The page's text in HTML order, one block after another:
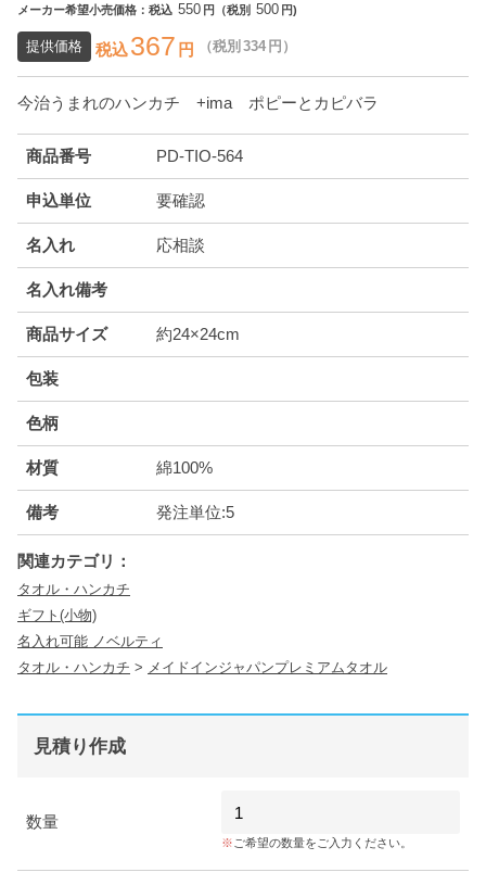
メーカー希望小売価格：税込 550 円（税別 500 円)
提供価格 税込367 円 （税別 334 円）
今治うまれのハンカチ +ima ポピーとカピバラ
商品番号 PD-TIO-564
申込単位 要確認
名入れ 応相談
名入れ備考
商品サイズ 約24×24cm
包装
色柄
材質 綿100%
備考 発注単位:5
関連カテゴリ：
タオル・ハンカチ
ギフト(小物)
名入れ可能 ノベルティ
タオル・ハンカチ > メイドインジャパンプレミアムタオル
見積り作成
数量
ご希望の数量をご入力ください。